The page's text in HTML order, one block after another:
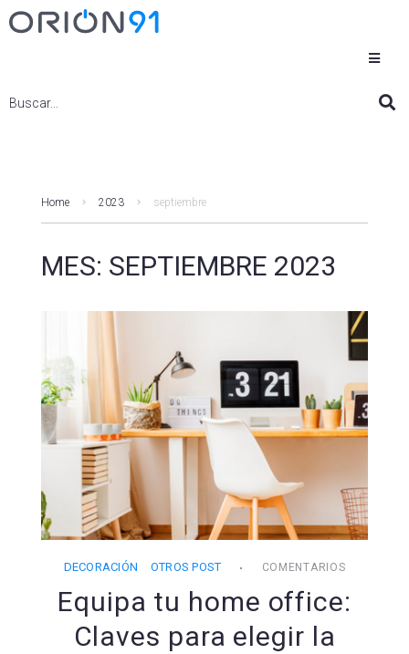
Home 2023 septiembre
MES: SEPTIEMBRE 2023
DECORACIÓN OTROS POST COMENTARIOS
Equipa tu home office:
Claves para elegir la